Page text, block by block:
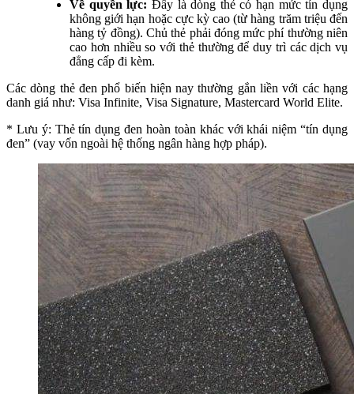
Về quyền lực: Đây là dòng thẻ có hạn mức tín dụng
không giới hạn hoặc cực kỳ cao (từ hàng trăm triệu đến
hàng tỷ đồng). Chủ thẻ phải đóng mức phí thường niên
cao hơn nhiều so với thẻ thường để duy trì các dịch vụ
đẳng cấp đi kèm.
Các dòng thẻ đen phổ biến hiện nay thường gắn liền với các hạng
danh giá như: Visa Infinite, Visa Signature, Mastercard World Elite.
* Lưu ý: Thẻ tín dụng đen hoàn toàn khác với khái niệm “tín dụng
đen” (vay vốn ngoài hệ thống ngân hàng hợp pháp).